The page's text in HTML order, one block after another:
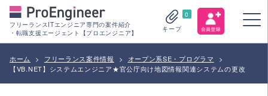
フリーランスITエンジニア専門の案件紹介
・転職支援エージェント【プロエンジニア】
0
キープ
ホーム > フリーランス案件情報 > オープン系SE・プログラマ
>
【VB.NET】システムエンジニア★官公庁向け地図情報関連システムの更改